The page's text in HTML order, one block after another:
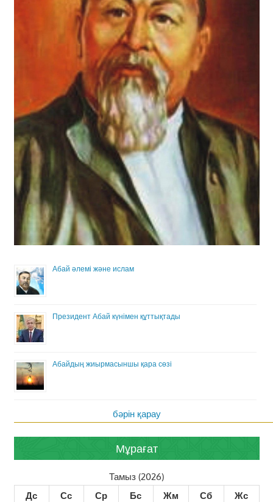
Абай әлемі және ислам
Президент Абай күнімен құттықтады
Абайдың жиырмасыншы қара сөзі
бәрін қарау
Мұрағат
Тамыз (2026)
Дс
Сс Ср Бс Жм Сб
Жс